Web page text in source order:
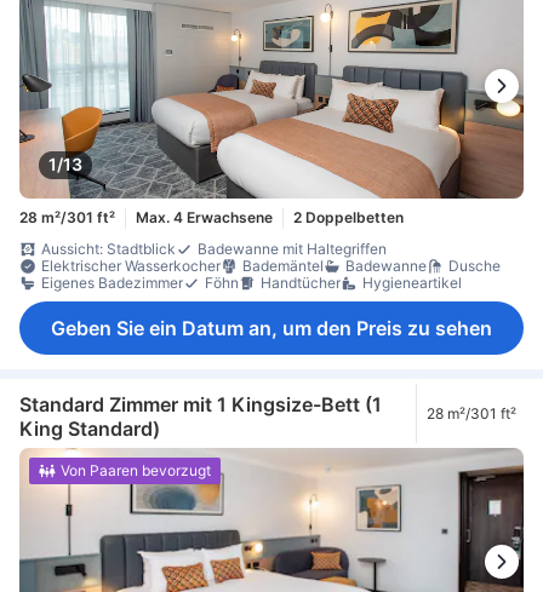
1/13
28 m²/301 ft² Max. 4 Erwachsene
2 Doppelbetten
Aussicht: Stadtblick
Badewanne mit Haltegriffen
Elektrischer Wasserkocher
Bademäntel Badewanne
Dusche
Eigenes Badezimmer
Föhn Handtücher Hygieneartikel
Geben Sie ein Datum an, um den Preis zu sehen
Standard Zimmer mit 1 Kingsize-Bett (1
King Standard)
28 m²/301 ft²
Von Paaren bevorzugt